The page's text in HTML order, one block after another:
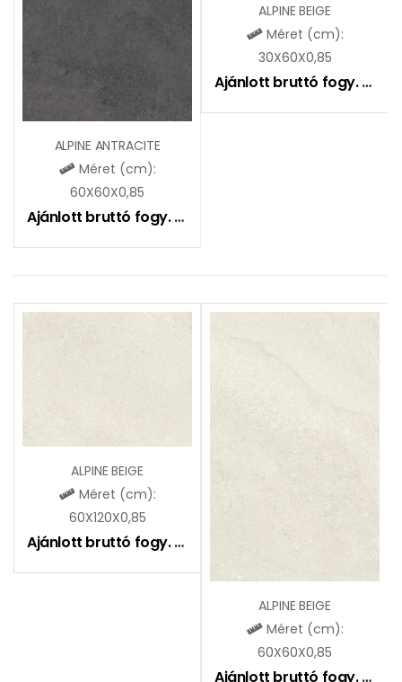
ALPINE ANTRACITE
Méret (cm):
60X60X0,85
Ajánlott bruttó fogy. ár:
ALPINE BEIGE
Méret (cm):
30X60X0,85
Ajánlott bruttó fogy. ár:
ALPINE BEIGE
Méret (cm):
60X120X0,85
Ajánlott bruttó fogy. ár:
ALPINE BEIGE
Méret (cm):
60X60X0,85
Ajánlott bruttó fogy. ár: